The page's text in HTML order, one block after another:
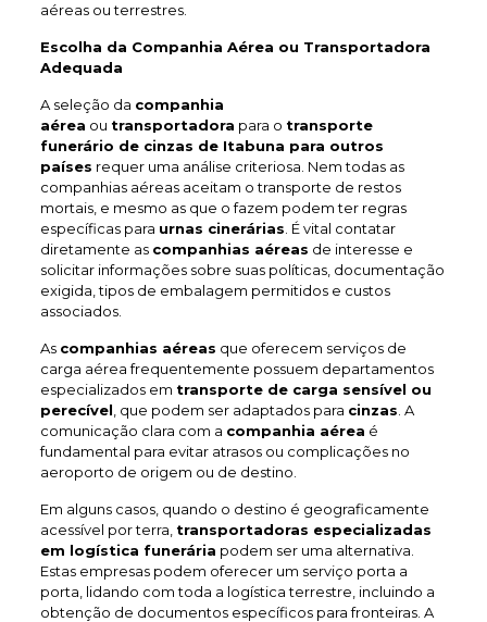
aéreas ou terrestres.
Escolha da Companhia Aérea ou Transportadora
Adequada
A seleção da companhia
aérea ou transportadora para o transporte
funerário de cinzas de Itabuna para outros
países requer uma análise criteriosa. Nem todas as
companhias aéreas aceitam o transporte de restos
mortais, e mesmo as que o fazem podem ter regras
específicas para urnas cinerárias . É vital contatar
diretamente as companhias aéreas de interesse e
solicitar informações sobre suas políticas, documentação
exigida, tipos de embalagem permitidos e custos
associados.
As companhias aéreas que oferecem serviços de
carga aérea frequentemente possuem departamentos
especializados em transporte de carga sensível ou
perecível , que podem ser adaptados para cinzas . A
comunicação clara com a companhia aérea é
fundamental para evitar atrasos ou complicações no
aeroporto de origem ou de destino.
Em alguns casos, quando o destino é geograficamente
acessível por terra, transportadoras especializadas
em logística funerária podem ser uma alternativa.
Estas empresas podem oferecer um serviço porta a
porta, lidando com toda a logística terrestre, incluindo a
obtenção de documentos específicos para fronteiras. A